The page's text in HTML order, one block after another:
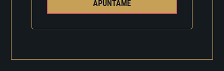
APÚNTAME